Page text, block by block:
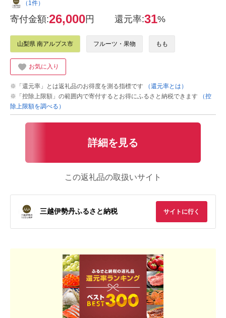
（1件）
寄付金額:26,000円 還元率:31%
山梨県 南アルプス市 フルーツ・果物 もも
お気に入り
※「還元率」とは返礼品のお得度を測る指標です
（還元率とは）
※「控除上限額」の範囲内で寄付するとお得にふるさと納税できます
（控
除上限額を調べる）
詳細を見る
この返礼品の取扱いサイト
三越伊勢丹ふるさと納税 サイトに行く